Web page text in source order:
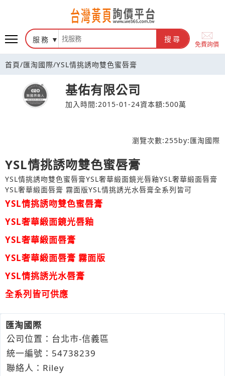
台灣黃頁詢價平台
服務 搜尋
免費詢價
首頁/匯淘國際/YSL情挑誘吻雙色蜜唇膏
基佑有限公司
加入時間:2015-01-24資本額:500萬
瀏覽次數:255by:匯淘國際
YSL情挑誘吻雙色蜜唇膏
YSL情挑誘吻雙色蜜唇膏YSL奢華緞面鏡光唇釉YSL奢華緞面唇膏
YSL奢華緞面唇膏 霧面版YSL情挑誘光水唇膏全系列皆可
YSL情挑誘吻雙色蜜唇膏
YSL奢華緞面鏡光唇釉
YSL奢華緞面唇膏
YSL奢華緞面唇膏 霧面版
YSL情挑誘光水唇膏
全系列皆可供應
匯淘國際
公司位置：台北市-信義區
統一編號：54738239
聯絡人：Riley